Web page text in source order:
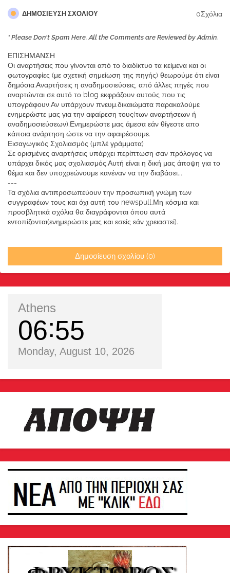
ΔΗΜΟΣΊΕΥΣΗ ΣΧΟΛΊΟΥ 0Σχόλια
* Please Don't Spam Here. All the Comments are Reviewed by Admin.
ΕΠΙΣΗΜΑΝΣΗ
Οι αναρτήσεις που γίνονται από το διαδίκτυο τα κείμενα και οι
φωτογραφίες (με σχετική σημείωση της πηγής) θεωρούμε ότι είναι
δημόσια.Αναρτήσεις η αναδημοσιεύσεις, από άλλες πηγές που
αναρτώνται σε αυτό το blog εκφράζουν αυτούς που τις
υπογράφουν.Αν υπάρχουν πνευμ.δικαιώματα παρακαλούμε
ενημερώστε μας για την αφαίρεση τους(των αναρτήσεων ή
αναδημοσιεύσεων).Ενημερώστε μας άμεσα εάν θίγεστε απο
κάποια ανάρτηση ώστε να την αφαιρέσουμε.
Εισαγωγικός Σχολιασμός (μπλέ γράμματα)
Σε ορισμένες αναρτήσεις υπάρχει περίπτωση σαν πρόλογος να
υπάρχει δικός μας σχολιασμός.Αυτή είναι η δική μας άποψη για το
θέμα και δεν υποχρεώνουμε κανέναν να την διαβάσει...
---
Τα σχόλια αντιπροσωπεύουν την προσωπική γνώμη των
συγγραφέων τους και όχι αυτή του newspull.Μη κόσμια και
προσβλητικά σχόλια θα διαγράφονται όπου αυτά
εντοπίζονται(ενημερώστε μας και εσείς εάν χρειαστεί).
Δημοσίευση σχολίου (0)
Athens
06 55
Monday, August 10, 2026